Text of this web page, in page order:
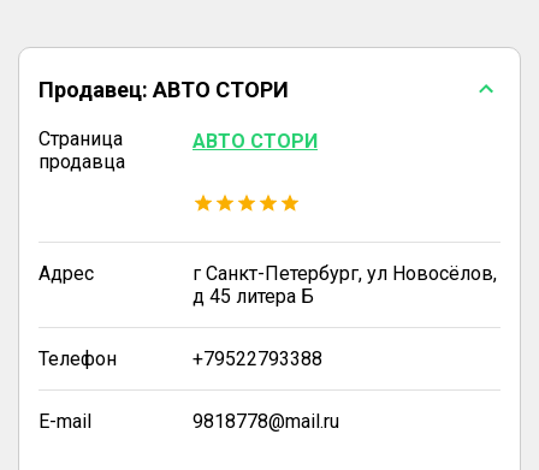
Продавец: АВТО СТОРИ
Страница
продавца
АВТО СТОРИ
Адрес
г Санкт-Петербург, ул Новосёлов,
д 45 литера Б
Телефон +79522793388
E-mail 9818778@mail.ru